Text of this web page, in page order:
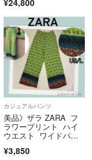
をご覧下さい
払いが難しい方、受取
てフォロー割り値引き
ました
。色味に強いこだわり
カジュアルパンツ
美品》ザラ ZARA フ
ラワープリント ハイ
ウエスト ワイドパン
ツ US/L 総柄 花
¥3,850